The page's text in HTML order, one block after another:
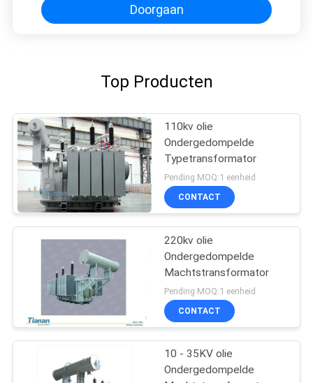
Doorgaan
Top Producten
110kv olie
Ondergedompelde
Typetransformator
Pending MOQ:1 eenheid
CONTACT
220kv olie
Ondergedompelde
Machtstransformator
Pending MOQ:1 eenheid
CONTACT
10 - 35KV olie
Ondergedompelde